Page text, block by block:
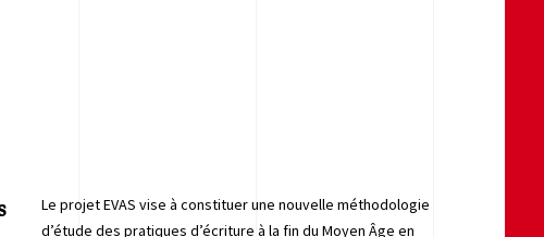
Le projet EVAS vise à constituer une nouvelle méthodologie
d’étude des pratiques d’écriture à la fin du Moyen Âge en